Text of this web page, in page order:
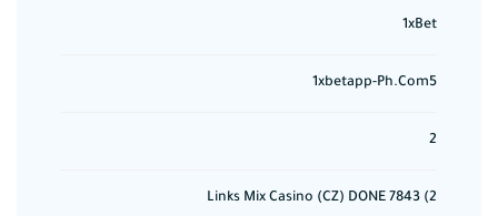
1xBet
1xbetapp-Ph.com5
2
2) 7843 Links Mix Casino (CZ) DONE